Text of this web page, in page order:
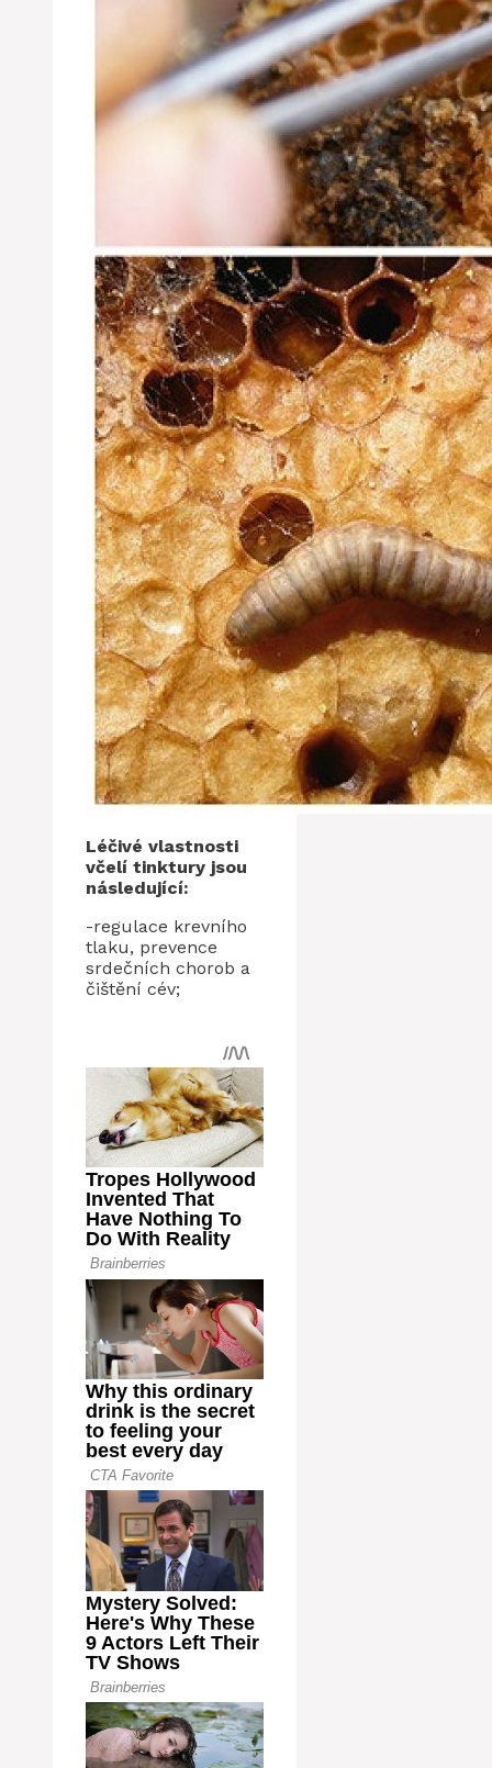
Léčivé vlastnosti
včelí tinktury jsou
následující:
-regulace krevního
tlaku, prevence
srdečních chorob a
čištění cév;